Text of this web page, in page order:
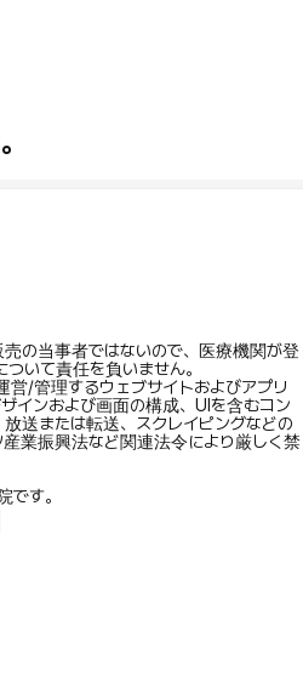
の当事者ではないので、医療機関が登
いて責任を負いません。
/管理するウェブサイトおよびアプリ
インおよび画面の構成、UIを含むコン
送または転送、スクレイピングなどの
業振興法など関連法令により厳しく禁
です。